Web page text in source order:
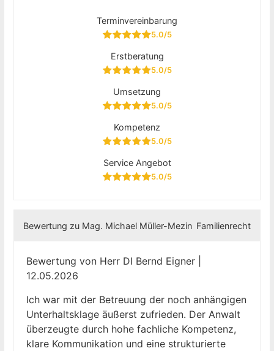
Terminvereinbarung
5.0/5
Erstberatung
5.0/5
Umsetzung
5.0/5
Kompetenz
5.0/5
Service Angebot
5.0/5
Bewertung zu Mag. Michael Müller-Mezin Familienrecht
Bewertung von Herr DI Bernd Eigner |
12.05.2026
Ich war mit der Betreuung der noch anhängigen
Unterhaltsklage äußerst zufrieden. Der Anwalt
überzeugte durch hohe fachliche Kompetenz,
klare Kommunikation und eine strukturierte